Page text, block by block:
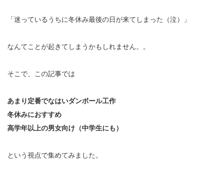
「迷っているうちに冬休み最後の日が来てしまった（泣）」
なんてことが起きてしまうかもしれません。。
そこで、この記事では
あまり定番でなはいダンボール工作
冬休みにおすすめ
高学年以上の男女向け（中学生にも）
という視点で集めてみました。